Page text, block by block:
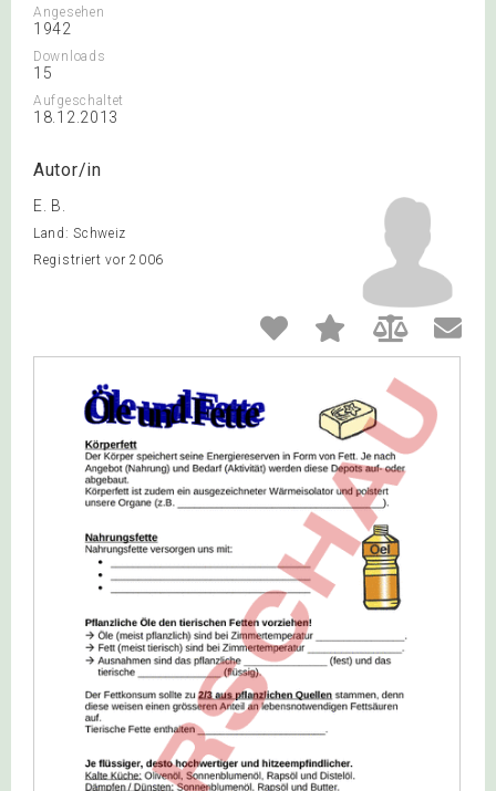
Angesehen
1942
Downloads
15
Aufgeschaltet
18.12.2013
Autor/in
E. B.
Land: Schweiz
Registriert vor 2006